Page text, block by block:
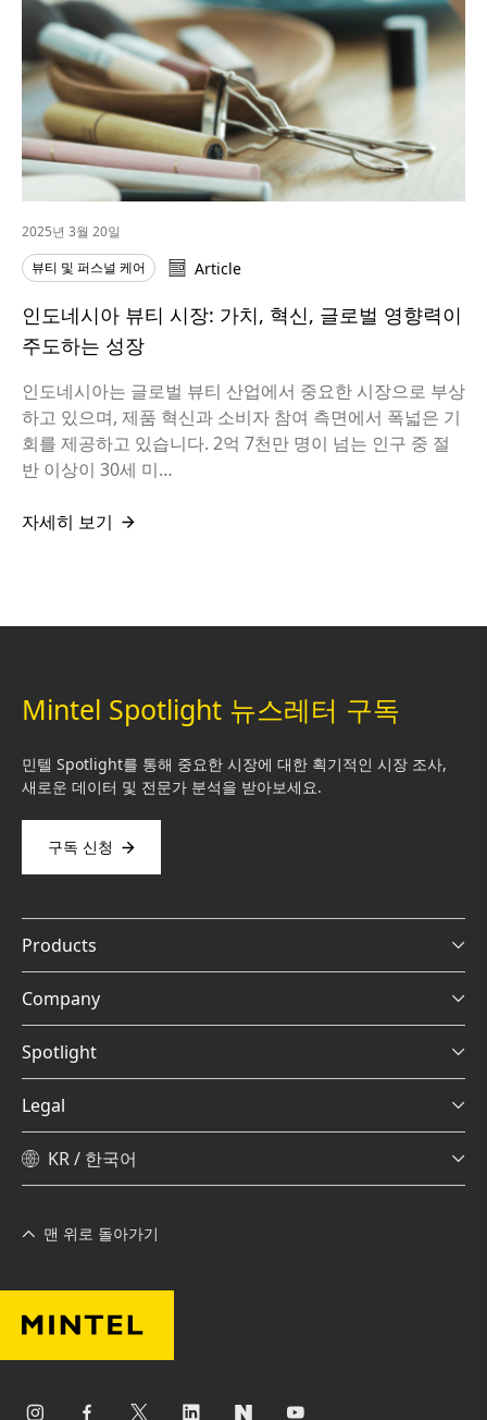
2025년 3월 20일
뷰티 및 퍼스널 케어
Article
인도네시아 뷰티 시장: 가치, 혁신, 글로벌 영향력이
주도하는 성장
인도네시아는 글로벌 뷰티 산업에서 중요한 시장으로 부상
하고 있으며, 제품 혁신과 소비자 참여 측면에서 폭넓은 기
회를 제공하고 있습니다. 2억 7천만 명이 넘는 인구 중 절
반 이상이 30세 미…
자세히 보기
Mintel Spotlight 뉴스레터 구독
민텔 Spotlight를 통해 중요한 시장에 대한 획기적인 시장 조사,
새로운 데이터 및 전문가 분석을 받아보세요.
구독 신청
Products
Company
Spotlight
Legal
KR / 한국어
맨 위로 돌아가기